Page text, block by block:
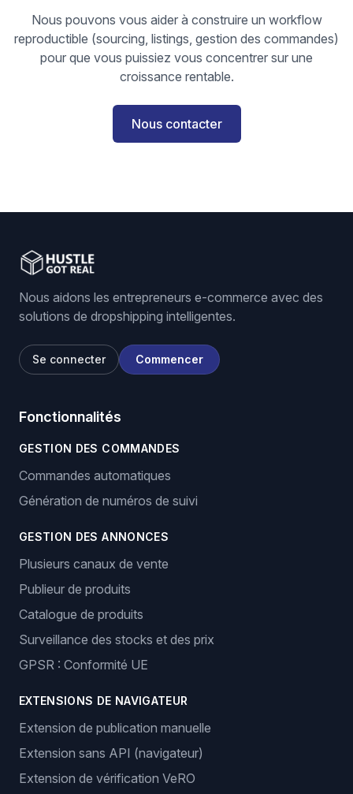
Nous pouvons vous aider à construire un workflow
reproductible (sourcing, listings, gestion des commandes)
pour que vous puissiez vous concentrer sur une
croissance rentable.
Nous contacter
Nous aidons les entrepreneurs e-commerce avec des
solutions de dropshipping intelligentes.
Se connecter Commencer
Fonctionnalités
GESTION DES COMMANDES
Commandes automatiques
Génération de numéros de suivi
GESTION DES ANNONCES
Plusieurs canaux de vente
Publieur de produits
Catalogue de produits
Surveillance des stocks et des prix
GPSR : Conformité UE
EXTENSIONS DE NAVIGATEUR
Extension de publication manuelle
Extension sans API (navigateur)
Extension de vérification VeRO